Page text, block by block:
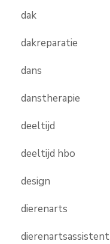
dak
dakreparatie
dans
danstherapie
deeltijd
deeltijd hbo
design
dierenarts
dierenartsassistent